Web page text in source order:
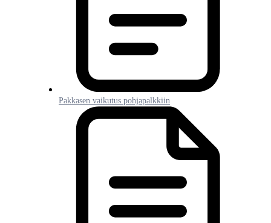
Pakkasen vaikutus pohjapalkkiin